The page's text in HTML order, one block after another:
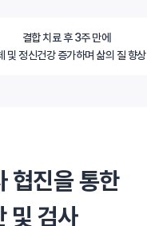
결합 치료 후 3주 만에
및 정신건강 증가하며 삶의 질 향상
협진을 통한
및 검사